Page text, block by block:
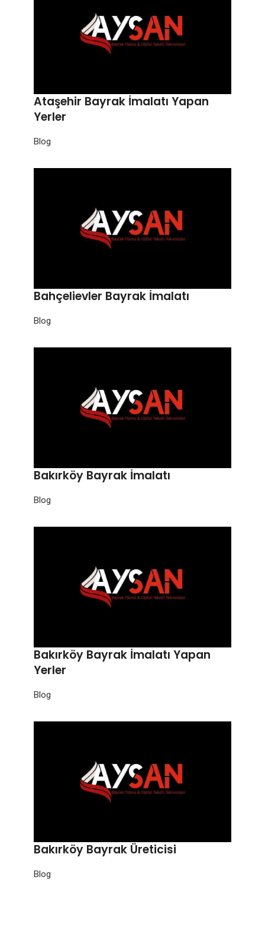
Ataşehir Bayrak İmalatı Yapan
Yerler
Blog
Bahçelievler Bayrak İmalatı
Blog
Bakırköy Bayrak İmalatı
Blog
Bakırköy Bayrak İmalatı Yapan
Yerler
Blog
Bakırköy Bayrak Üreticisi
Blog